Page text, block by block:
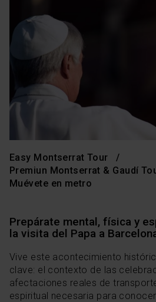
Easy Montserrat Tour
Premiun Montserrat & Gaudí
Muévete en metro
Prepárate mental, física y
la visita del Papa a
Vive este acontecimiento
clave: el contexto de las
afectaciones reales de
espiritual necesaria para